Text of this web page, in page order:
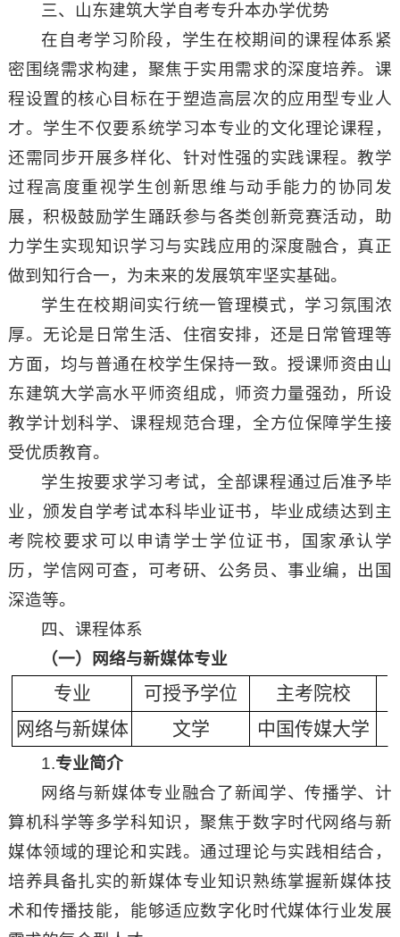
三、山东建筑大学自考专升本办学优势
在自考学习阶段，学生在校期间的课程体系紧
密围绕需求构建，聚焦于实用需求的深度培养。课
程设置的核心目标在于塑造高层次的应用型专业人
才。学生不仅要系统学习本专业的文化理论课程，
还需同步开展多样化、针对性强的实践课程。教学
过程高度重视学生创新思维与动手能力的协同发
展，积极鼓励学生踊跃参与各类创新竞赛活动，助
力学生实现知识学习与实践应用的深度融合，真正
做到知行合一，为未来的发展筑牢坚实基础。
学生在校期间实行统一管理模式，学习氛围浓
厚。无论是日常生活、住宿安排，还是日常管理等
方面，均与普通在校学生保持一致。授课师资由山
东建筑大学高水平师资组成，师资力量强劲，所设
教学计划科学、课程规范合理，全方位保障学生接
受优质教育。
学生按要求学习考试，全部课程通过后准予毕
业，颁发自学考试本科毕业证书，毕业成绩达到主
考院校要求可以申请学士学位证书，国家承认学
历，学信网可查，可考研、公务员、事业编，出国
深造等。
四、课程体系
（一）网络与新媒体专业
专业 可授予学位 主考院校
网络与新媒体
文学 中国传媒大学
1.专业简介
网络与新媒体专业融合了新闻学、传播学、计
算机科学等多学科知识，聚焦于数字时代网络与新
媒体领域的理论和实践。通过理论与实践相结合，
培养具备扎实的新媒体专业知识熟练掌握新媒体技
术和传播技能，能够适应数字化时代媒体行业发展